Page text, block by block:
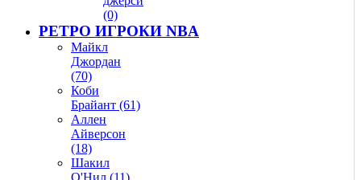
(0)
РЕТРО ИГРОКИ NBA
Майкл
Джордан
(70)
Коби
Брайант (61)
Аллен
Айверсон
(18)
Шакил
О'Нил (11)